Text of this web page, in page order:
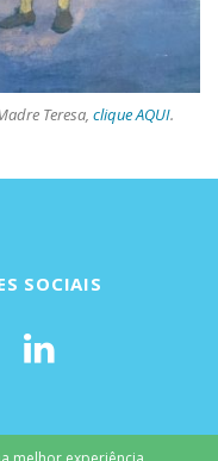
Teresa, clique AQUI.
SOCIAIS